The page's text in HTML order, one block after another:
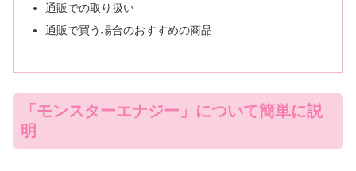
通販での取り扱い
通販で買う場合のおすすめの商品
「モンスターエナジー」について簡単に説
明